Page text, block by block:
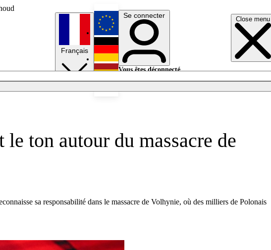
Close menu
Français
English
Deutsch
Se connecter
Vous êtes déconnecté.
ton autour du massacre de
sa responsabilité dans le massacre de Volhynie, où des milliers de Polonais